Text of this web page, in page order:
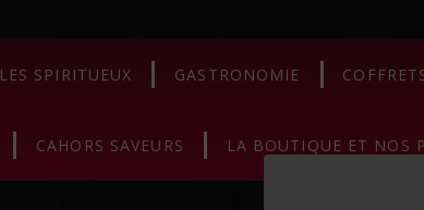
LES SPIRITUEUX GASTRONOMIE
CAHORS SAVEURS LA BOUTIQUE ET NOS